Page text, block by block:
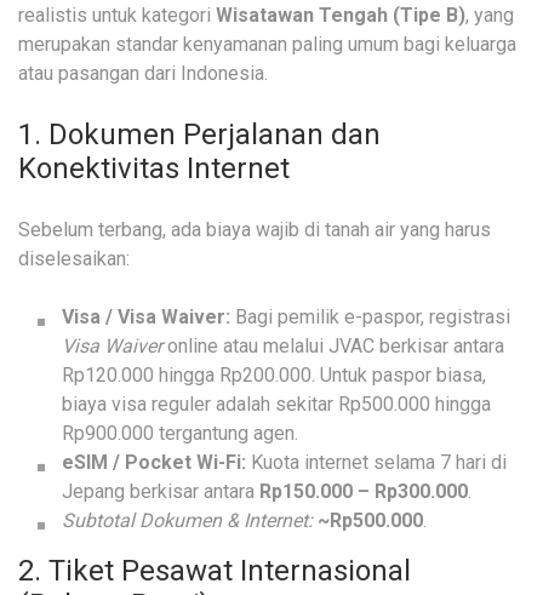
realistis untuk kategori Wisatawan Tengah (Tipe B), yang
merupakan standar kenyamanan paling umum bagi keluarga
atau pasangan dari Indonesia.
1. Dokumen Perjalanan dan
Konektivitas Internet
Sebelum terbang, ada biaya wajib di tanah air yang harus
diselesaikan:
Visa / Visa Waiver: Bagi pemilik e-paspor, registrasi
Visa Waiveronline atau melalui JVAC berkisar antara
Rp120.000 hingga Rp200.000. Untuk paspor biasa,
biaya visa reguler adalah sekitar Rp500.000 hingga
Rp900.000 tergantung agen.
eSIM / Pocket Wi-Fi: Kuota internet selama 7 hari di
Jepang berkisar antara Rp150.000 – Rp300.000.
Subtotal Dokumen & Internet: ~Rp500.000.
2. Tiket Pesawat Internasional